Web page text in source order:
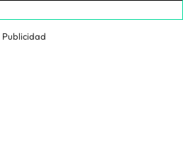
Publicidad